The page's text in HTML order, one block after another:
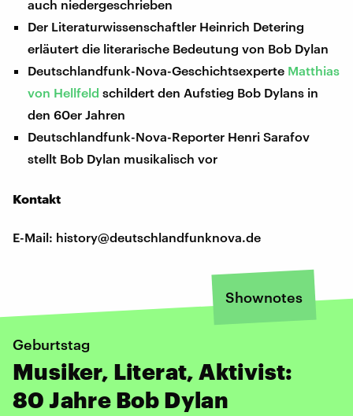
auch niedergeschrieben
Der Literaturwissenschaftler Heinrich Detering
erläutert die literarische Bedeutung von Bob Dylan
Deutschlandfunk-Nova-Geschichtsexperte Matthias
von Hellfeld schildert den Aufstieg Bob Dylans in
den 60er Jahren
Deutschlandfunk-Nova-Reporter Henri Sarafov
stellt Bob Dylan musikalisch vor
Kontakt
E-Mail: history@deutschlandfunknova.de
Shownotes
Geburtstag
Musiker, Literat, Aktivist:
80 Jahre Bob Dylan